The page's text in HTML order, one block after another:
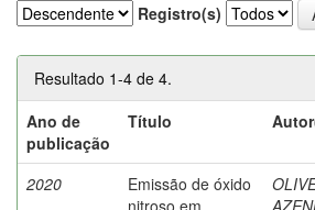
Registro(s)
Resultado 1-4 de 4.
Ano de
publicação
Título
2020
Emissão de óxido
nitroso em